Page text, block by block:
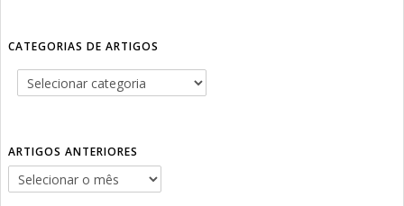
CATEGORIAS DE ARTIGOS
ARTIGOS ANTERIORES